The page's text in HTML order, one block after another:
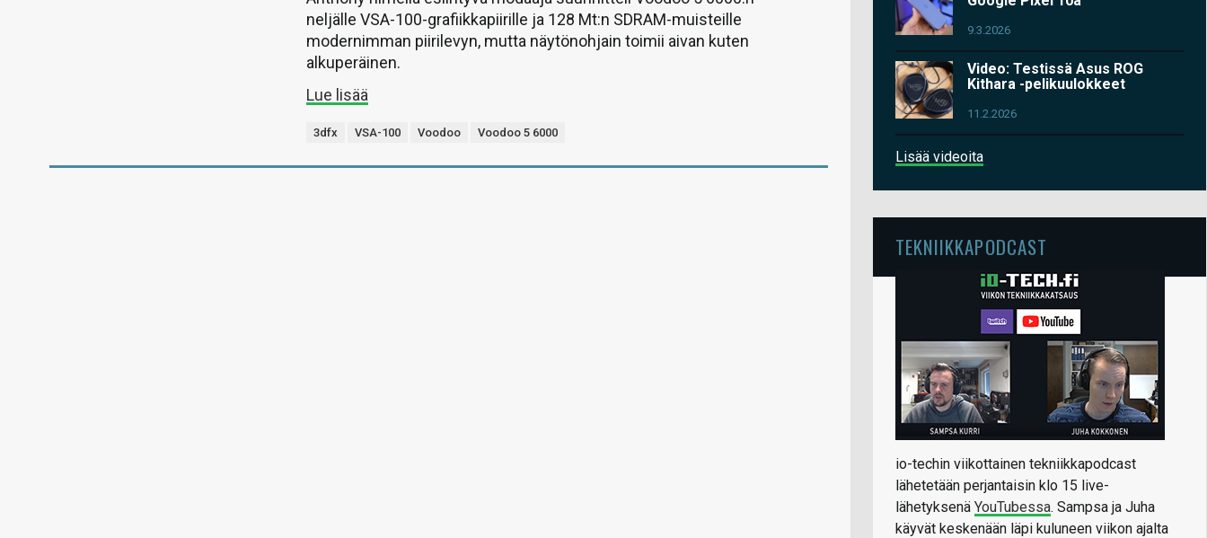
neljälle VSA-100-grafiikkapiirille ja 128 Mt:n SDRAM-muisteille
modernimman piirilevyn, mutta näytönohjain toimii aivan kuten
alkuperäinen.
Lue lisää
3dfx VSA-100 Voodoo Voodoo 5 6000
9.3.2026
Video: Testissä Asus ROG
Kithara -pelikuulokkeet
11.2.2026
Lisää videoita
TEKNIIKKAPODCAST
io-techin viikottainen tekniikkapodcast
lähetetään perjantaisin klo 15 live-
lähetyksenä YouTubessa. Sampsa ja Juha
käyvät keskenään läpi kuluneen viikon ajalta